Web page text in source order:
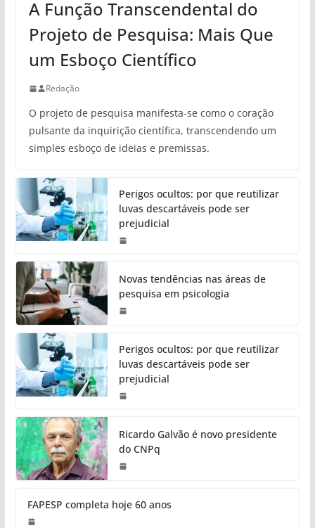
A Função Transcendental do
Projeto de Pesquisa: Mais Que
um Esboço Científico
Redação
O projeto de pesquisa manifesta-se como o coração
pulsante da inquirição científica, transcendendo um
simples esboço de ideias e premissas.
Perigos ocultos: por que reutilizar
luvas descartáveis pode ser
prejudicial
Novas tendências nas áreas de
pesquisa em psicologia
Perigos ocultos: por que reutilizar
luvas descartáveis pode ser
prejudicial
Ricardo Galvão é novo presidente
do CNPq
FAPESP completa hoje 60 anos